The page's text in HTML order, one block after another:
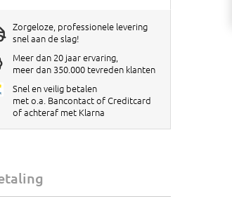
€ 10 korting per big bag
€ 12 korting per big bag
Zorgeloze, professionele levering
snel aan de slag!
Meer dan 20 jaar ervaring,
meer dan 350.000 tevreden klanten
Snel en veilig betalen
met o.a. Bancontact of Creditcard
of achteraf met Klarna